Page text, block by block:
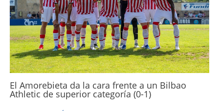
El Amorebieta da la cara frente a un Bilbao
Athletic de superior categoría (0-1)